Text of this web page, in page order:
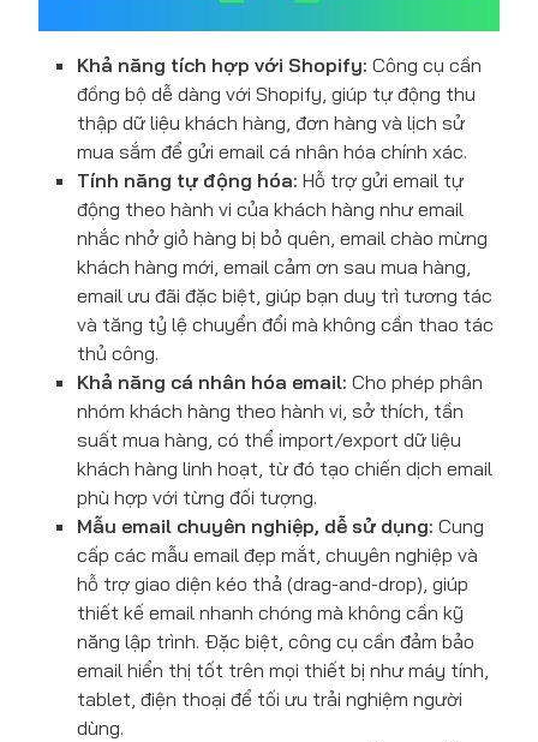
Khả năng tích hợp với Shopify: Công cụ cần
đồng bộ dễ dàng với Shopify, giúp tự động thu
thập dữ liệu khách hàng, đơn hàng và lịch sử
mua sắm để gửi email cá nhân hóa chính xác.
Tính năng tự động hóa: Hỗ trợ gửi email tự
động theo hành vi của khách hàng như email
nhắc nhở giỏ hàng bị bỏ quên, email chào mừng
khách hàng mới, email cảm ơn sau mua hàng,
email ưu đãi đặc biệt, giúp bạn duy trì tương tác
và tăng tỷ lệ chuyển đổi mà không cần thao tác
thủ công.
Khả năng cá nhân hóa email: Cho phép phân
nhóm khách hàng theo hành vi, sở thích, tần
suất mua hàng, có thể import/export dữ liệu
khách hàng linh hoạt, từ đó tạo chiến dịch email
phù hợp với từng đối tượng.
Mẫu email chuyên nghiệp, dễ sử dụng: Cung
cấp các mẫu email đẹp mắt, chuyên nghiệp và
hỗ trợ giao diện kéo thả (drag-and-drop), giúp
thiết kế email nhanh chóng mà không cần kỹ
năng lập trình. Đặc biệt, công cụ cần đảm bảo
email hiển thị tốt trên mọi thiết bị như máy tính,
tablet, điện thoại để tối ưu trải nghiệm người
dùng.